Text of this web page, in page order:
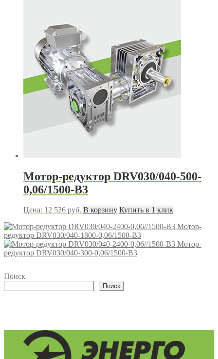
Мотор-редуктор DRV030/040-500-
0,06/1500-В3
Цена: 12 526 руб. В корзину Купить в 1 клик
Мотор-
редуктор DRV030/040-1800-0,06/1500-В3
Мотор-
редуктор DRV030/040-300-0,06/1500-В3
Поиск
Поиск